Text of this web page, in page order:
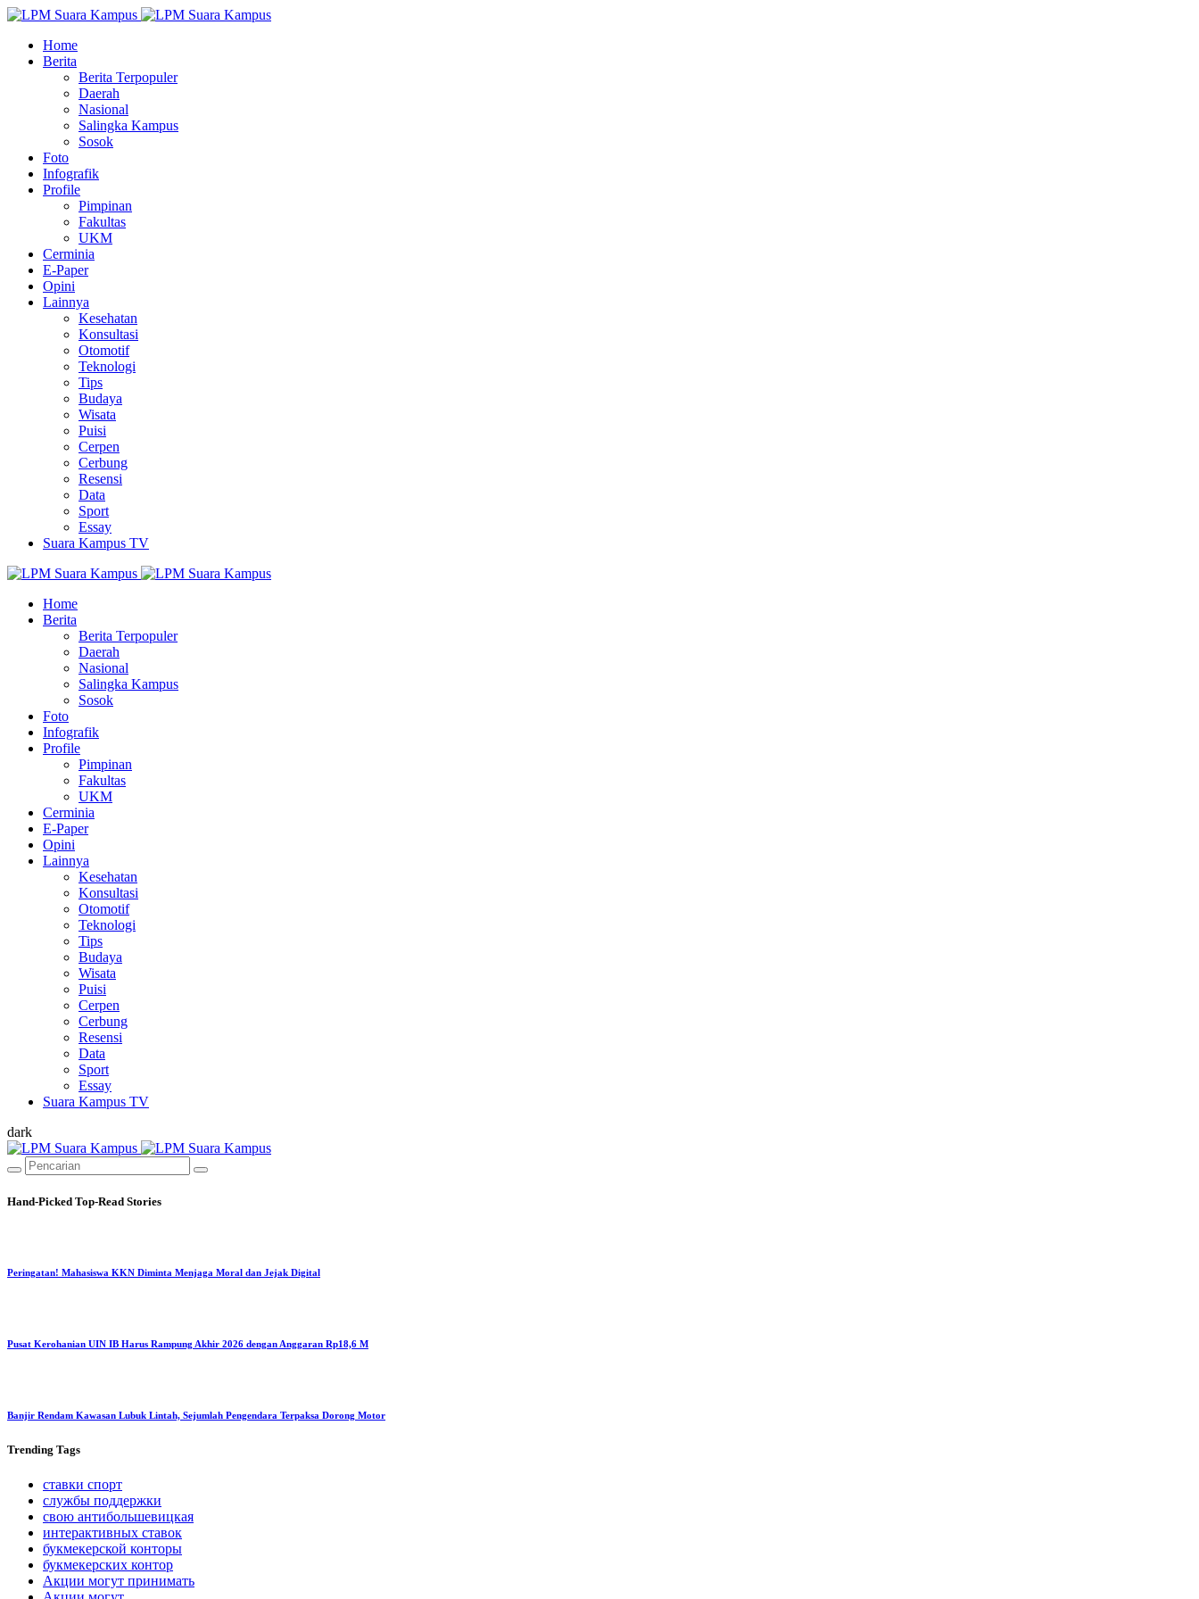
Home
Berita
Berita Terpopuler
Daerah
Nasional
Salingka Kampus
Sosok
Foto
Infografik
Profile
Pimpinan
Fakultas
UKM
Cerminia
E-Paper
Opini
Lainnya
Kesehatan
Konsultasi
Otomotif
Teknologi
Tips
Budaya
Wisata
Puisi
Cerpen
Cerbung
Resensi
Data
Sport
Essay
Suara Kampus TV
Home
Berita
Berita Terpopuler
Daerah
Nasional
Salingka Kampus
Sosok
Foto
Infografik
Profile
Pimpinan
Fakultas
UKM
Cerminia
E-Paper
Opini
Lainnya
Kesehatan
Konsultasi
Otomotif
Teknologi
Tips
Budaya
Wisata
Puisi
Cerpen
Cerbung
Resensi
Data
Sport
Essay
Suara Kampus TV
dark
Hand-Picked Top-Read Stories
Peringatan! Mahasiswa KKN Diminta Menjaga Moral dan Jejak Digital
Pusat Kerohanian UIN IB Harus Rampung Akhir 2026 dengan Anggaran Rp18,6 M
Banjir Rendam Kawasan Lubuk Lintah, Sejumlah Pengendara Terpaksa Dorong Motor
Trending Tags
ставки спорт
службы поддержки
свою антибольшевицкая
интерактивных ставок
букмекерской конторы
букмекерских контор
Акции могут принимать